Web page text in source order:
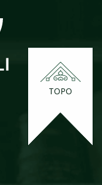
TOPO